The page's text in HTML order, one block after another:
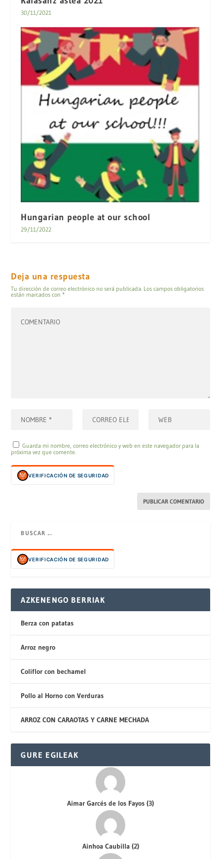
30/11/2021
Hungarian people at our school
29/11/2022
Deja una respuesta
Tu dirección de correo electrónico no será publicada. Los campos obligatorios
están marcados con*
Guarda mi nombre, correo electrónico y web en este navegador para la
próxima vez que comente.
VERIFICACIÓN DE SEGURIDAD
VERIFICACIÓN DE SEGURIDAD
AZKENENGO BERRIAK
Berza con patatas
Arroz negro
Coliflor con bechamel
Pollo al Horno con Verduras
ARROZ CON CARAOTAS Y CARNE MECHADA
GURE EGILEAK
Aimar Garcés de los Fayos (3)
Ainhoa Caubilla (2)